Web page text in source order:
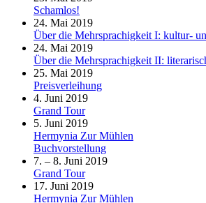
Schamlos!
24. Mai 2019
Über die Mehrsprachigkeit I: kultur-
24. Mai 2019
Über die Mehrsprachigkeit II:
25. Mai 2019
Preisverleihung
4. Juni 2019
Grand Tour
5. Juni 2019
Hermynia Zur Mühlen
Buchvorstellung
7. – 8. Juni 2019
Grand Tour
17. Juni 2019
Hermynia Zur Mühlen